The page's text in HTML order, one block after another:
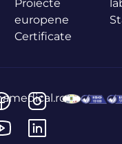
Proiecte
europene
Certificate